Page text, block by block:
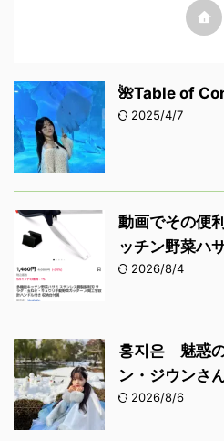
🌺Table of
2025/4/7
動画でその便
ッチン野菜ハ
2026/8/4
홍지은 魅惑
ン・ジウンさ
2026/8/6